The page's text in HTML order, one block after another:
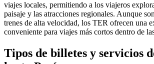
viajes locales, permitiendo a los viajeros
paisaje y las atracciones regionales. Aunque
trenes de alta velocidad, los TER ofrecen una
conveniente para viajes más cortos dentro de
Tipos de billetes y servicios